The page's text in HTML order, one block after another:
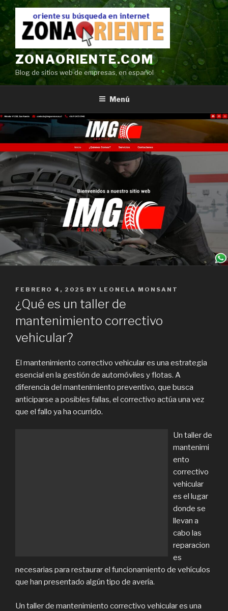
Ir
contenido
ZONAORIENTE.COM
Blog de sitios web de empresas, en español
Menú
POSTED
ON
FEBRERO 4, 2025 BY LEONELA MONSANT
¿Qué es un taller de
mantenimiento correctivo
vehicular?
El mantenimiento correctivo vehicular es una estrategia
esencial en la gestión de automóviles y flotas. A
diferencia del mantenimiento preventivo, que busca
anticiparse a posibles fallas, el correctivo actúa una vez
que el fallo ya ha ocurrido.
Un taller de
mantenimi
ento
correctivo
vehicular
es el lugar
donde se
llevan a
cabo las
reparacion
es
necesarias para restaurar el funcionamiento de vehículos
que han presentado algún tipo de avería.
Un taller de mantenimiento correctivo vehicular es una